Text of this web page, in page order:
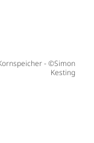
- ©Simon
Kesting